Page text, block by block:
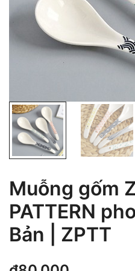
Muỗng gốm
PATTERN
Bản | ZPTT